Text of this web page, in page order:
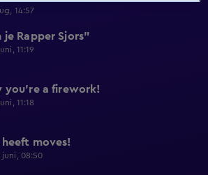
14:57
je Rapper Sjors"
11:19
you're a firework!
11:18
heeft moves!
juni, 08:50